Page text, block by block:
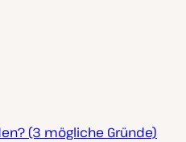
(3 mögliche Gründe)